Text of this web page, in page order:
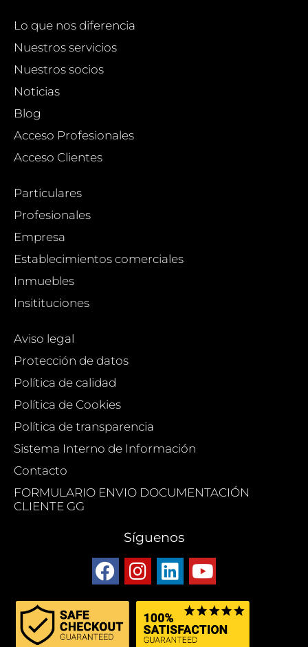
Lo que nos diferencia
Nuestros servicios
Nuestros socios
Noticias
Blog
Acceso Profesionales
Acceso Clientes
Particulares
Profesionales
Empresa
Establecimientos comerciales
Inmuebles
Insitituciones
Aviso legal
Protección de datos
Política de calidad
Política de Cookies
Política de transparencia
Sistema Interno de Información
Contacto
FORMULARIO ENVIO DOCUMENTACIÓN
CLIENTE GG
Síguenos